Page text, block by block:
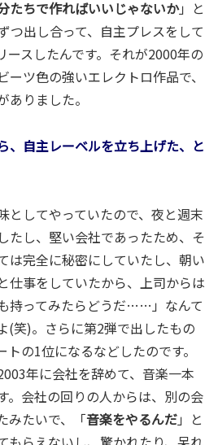
ちで作ればいいじゃないか」と
つ出し合って、自主プレスをして
ースしたんです。それが2000年の
ーツ色の強いエレクトロ作品で、
りました。
、自主レーベルを立ち上げた、と
としてやっていたので、夜と週末
たし、堅い会社であったため、そ
は完全に秘密にしていたし、朝い
仕事をしていたから、上司からは
持ってみたらどうだ……」なんて
(笑)。さらに第2弾で出したもの
の1位になるなどしたのです。
年に会社を辞めて、音楽一本
。会社の回りの人からは、別の会
みたいで、「音楽をやるんだ」と